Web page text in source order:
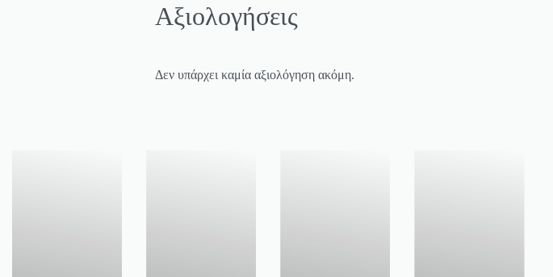
Αξιολογήσεις
Δεν υπάρχει καμία αξιολόγηση ακόμη.